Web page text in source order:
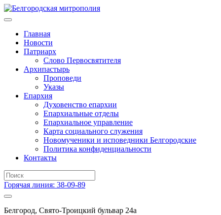
Главная
Новости
Патриарх
Слово Первосвятителя
Архипастырь
Проповеди
Указы
Епархия
Духовенство епархии
Епархиальные отделы
Епархиальное управление
Карта социального служения
Новомученики и исповедники Белгородские
Политика конфиденциальности
Контакты
Горячая линия: 38-09-89
Белгород, Свято-Троицкий бульвар 24а